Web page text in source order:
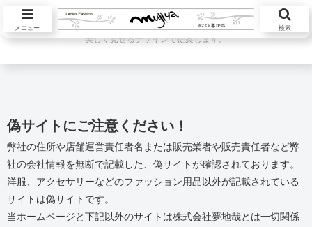
ハツラツと活躍する大人の女性が本当に欲しい服を自然素材中心に自然体を
美しく見せるデザインで提案します。
偽サイトにご注意ください！
弊社の住所や店舗運営責任者名または販売業者や販売責任者など弊
社の会社情報を無断で記載した、偽サイトが確認されております。
洋服、アクセサリーなどのファッション用品以外が記載されている
サイトは偽サイトです。
当ホームページと下記以外のサイトは株式会社夢地哉とは一切関係
メニュー 検索